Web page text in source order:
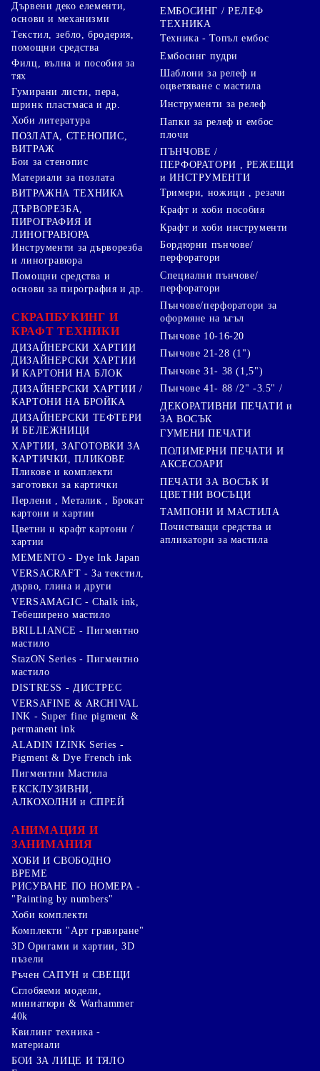
Дървени деко елементи,
основи и механизми
Текстил, зебло, бродерия,
помощни средства
Филц, вълна и пособия за
тях
Гумирани листи, пера,
шринк пластмаса и др.
Хоби литература
ПОЗЛАТА, СТЕНОПИС,
ВИТРАЖ
Бои за стенопис
Материали за позлата
ВИТРАЖНА ТЕХНИКА
ДЪРВОРЕЗБА,
ПИРОГРАФИЯ И
ЛИНОГРАВЮРА
Инструменти за дърворезба
и линогравюра
Помощни средства и
основи за пирография и др.
СКРАПБУКИНГ И
КРАФТ ТЕХНИКИ
ДИЗАЙНЕРСКИ ХАРТИИ
ДИЗАЙНЕРСКИ ХАРТИИ
И КАРТОНИ НА БЛОК
ДИЗАЙНЕРСКИ ХАРТИИ /
КАРТОНИ НА БРОЙКА
ДИЗАЙНЕРСКИ ТЕФТЕРИ
И БЕЛЕЖНИЦИ
ХАРТИИ, ЗАГОТОВКИ ЗА
КАРТИЧКИ, ПЛИКОВЕ
Пликове и комплекти
заготовки за картички
Перлени , Металик , Брокат
картони и хартии
Цветни и крафт картони /
хартии
ЕМБОСИНГ / РЕЛЕФ
ТЕХНИКА
Техника - Топъл ембос
Ембосинг пудри
Шаблони за релеф и
оцветяване с мастила
Инструменти за релеф
Папки за релеф и ембос
плочи
ПЪНЧОВЕ /
ПЕРФОРАТОРИ , РЕЖЕЩИ
и ИНСТРУМЕНТИ
Тримери, ножици , резачи
Крафт и хоби пособия
Крафт и хоби инструменти
Бордюрни пънчове/
перфоратори
Специални пънчове/
перфоратори
Пънчове/перфоратори за
оформяне на ъгъл
Пънчове 10-16-20
Пънчове 21-28 (1")
Пънчове 31- 38 (1,5")
Пънчове 41- 88 /2" -3.5" /
ДЕКОРАТИВНИ ПЕЧАТИ и
ЗА ВОСЪК
ГУМЕНИ ПЕЧАТИ
ПОЛИМЕРНИ ПЕЧАТИ И
АКСЕСОАРИ
ПЕЧАТИ ЗА ВОСЪК И
ЦВЕТНИ ВОСЪЦИ
ТАМПОНИ И МАСТИЛА
Почистващи средства и
апликатори за мастила
MEMENTO - Dye Ink Japan
VERSACRAFT - За текстил,
дърво, глина и други
VERSAMAGIC - Chalk ink,
Тебеширено мастило
BRILLIANCE - Пигментно
мастило
StazON Series - Пигментно
мастило
DISTRESS - ДИСТРЕС
VERSAFINE & ARCHIVAL
INK - Super fine pigment &
permanent ink
ALADIN IZINK Series -
Pigment & Dye French ink
Пигментни Мастила
ЕКСКЛУЗИВНИ,
АЛКОХОЛНИ и СПРЕЙ
АНИМАЦИЯ И
ЗАНИМАНИЯ
ХОБИ И СВОБОДНО
ВРЕМЕ
РИСУВАНЕ ПО НОМЕРА -
"Painting by numbers"
Хоби комплекти
Комплекти "Арт гравиране"
3D Оригами и хартии, 3D
пъзели
Ръчен САПУН и СВЕЩИ
Сглобяеми модели,
миниатюри & Warhammer
40k
Квилинг техника -
материали
БОИ ЗА ЛИЦЕ И ТЯЛО